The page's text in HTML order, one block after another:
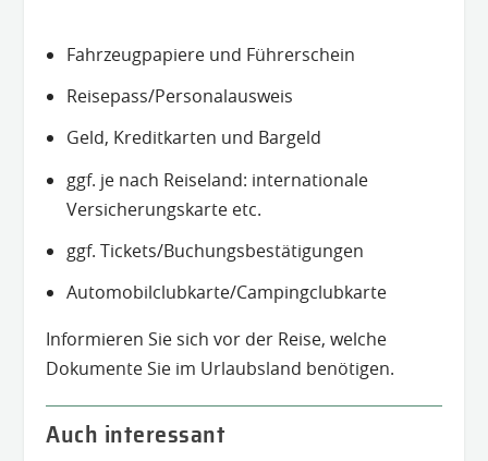
Fahrzeugpapiere und Führerschein
Reisepass/Personalausweis
Geld, Kreditkarten und Bargeld
ggf. je nach Reiseland: internationale
Versicherungskarte etc.
ggf. Tickets/Buchungsbestätigungen
Automobilclubkarte/Campingclubkarte
Informieren Sie sich vor der Reise, welche
Dokumente Sie im Urlaubsland benötigen.
Auch interessant